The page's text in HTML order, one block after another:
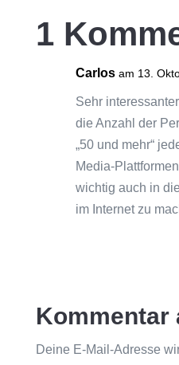
1
Carlos am 13.
Sehr
die Anzahl der
„50 und mehr“
Media-
wichtig auch in
im Internet zu
Kommentar
Deine E-Mail-Adresse